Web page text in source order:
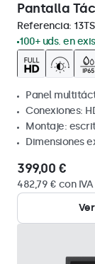
Pantalla
Referencia:
100+ uds. en
Panel
Conexiones:
Montaje:
Dimensiones
399,00 €
482,79 € con IVA
Ver